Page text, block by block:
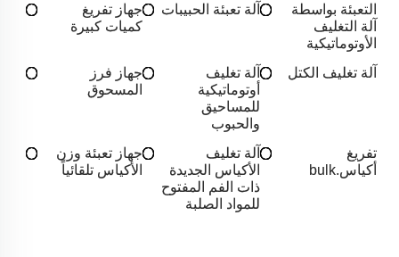
التعبئة بواسطة
آلة التغليف
الأوتوماتيكية
آلة تعبئة الحبيبات
جهاز تفريغ
كميات كبيرة
آلة تغليف الكتل
آلة تغليف
أوتوماتيكية
للمساحيق
والحبوب
جهاز فرز
المسحوق
تفريغ
أكياس.bulk
آلة تغليف
الأكياس الجديدة
ذات الفم المفتوح
للمواد الصلبة
جهاز تعبئة وزن
الأكياس تلقائياً